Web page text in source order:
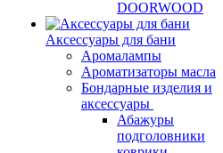
DOORWOOD
Аксессуары для бани
Аромалампы
Ароматизаторы масла
Бондарные изделия и
аксессуары
Абажуры
подголовники